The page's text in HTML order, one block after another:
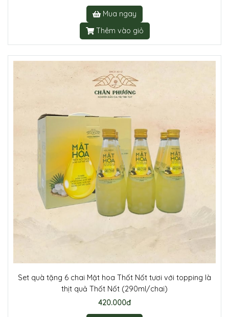
Mua ngay
Thêm vào giỏ
Set quà tặng 6 chai Mật hoa Thốt Nốt tươi với topping là
thịt quả Thốt Nốt (290ml/chai)
420.000đ